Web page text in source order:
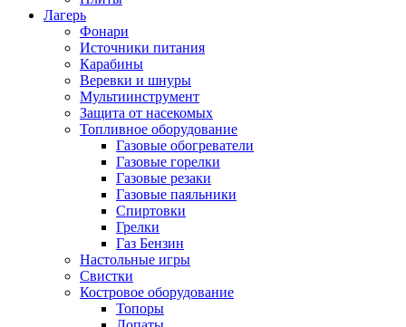
Лагерь
Фонари
Источники питания
Карабины
Веревки и шнуры
Мультиинструмент
Защита от насекомых
Топливное оборудование
Газовые обогреватели
Газовые горелки
Газовые резаки
Газовые паяльники
Спиртовки
Грелки
Газ Бензин
Настольные игры
Свистки
Костровое оборудование
Топоры